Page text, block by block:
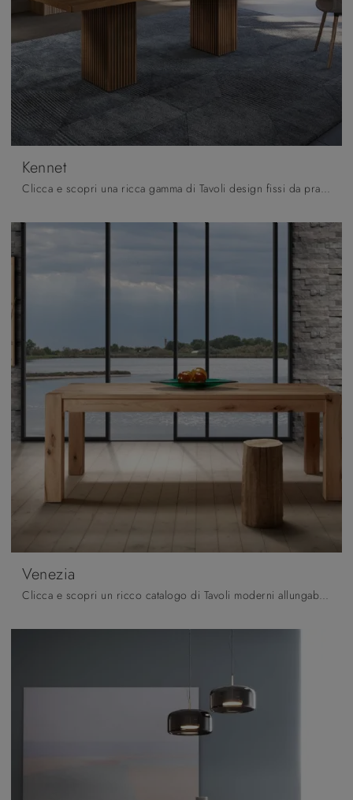
Kennet
Clicca e scopri una ricca gamma di Tavoli design fissi da pranzo! Il modello Kennet di Pizzolato ti sta aspettando.
Venezia
Clicca e scopri un ricco catalogo di Tavoli moderni allungabili da pranzo! Il modello Venezia di Pizzolato ti aspetta.